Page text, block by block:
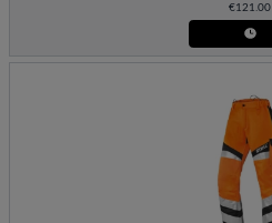
€121.00